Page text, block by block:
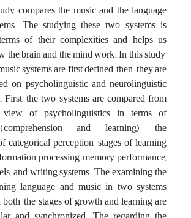
compares the music and the language
The studying these two systems is
of their complexities and helps us
the brain and the mind work. In this study,
systems are first defined; then, they are
on psycholinguistic and neurolinguistic
First, the two systems are compared from
of psycholinguistics in terms of
and learning), the
categorical perception, stages of learning
processing, memory performance,
and writing systems. The examining the
language and music in two systems
the stages of growth and learning are